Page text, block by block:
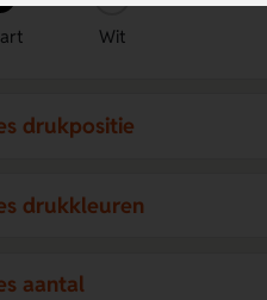
Wit
drukpositie
drukkleuren
aantal